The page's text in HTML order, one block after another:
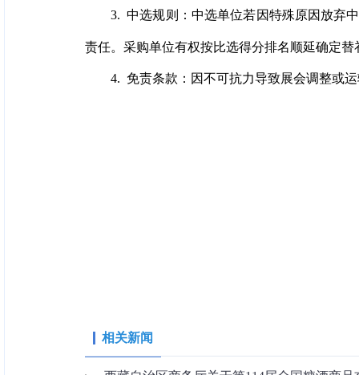
3. 中选规则：中选单位若因特殊原因放弃
责任。采购单位有权按比选得分排名顺延确定
4. 免责条款：因不可抗力导致展会调整或
相关新闻